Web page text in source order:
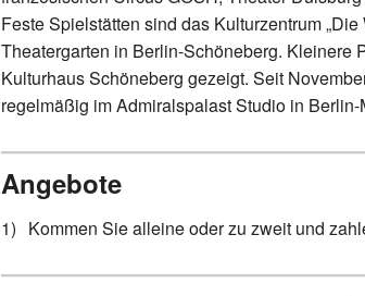
Feste Spielstätten sind das Kulturzentrum
Theatergarten in Berlin-Schöneberg. Kleinere
Kulturhaus Schöneberg gezeigt. Seit
regelmäßig im Admiralspalast Studio in Berlin-
Angebote
Kommen Sie alleine oder zu zweit und